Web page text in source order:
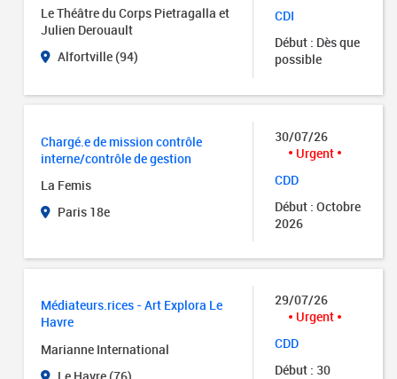
Le Théâtre du Corps Pietragalla et
Julien Derouault
Alfortville (94)
CDI
Début : Dès que
possible
Chargé.e de mission contrôle
interne/contrôle de gestion
La Femis
Paris 18e
30/07/26
Urgent
CDD
Début : Octobre
2026
Médiateurs.rices - Art Explora Le
Havre
Marianne International
29/07/26
Urgent
CDD
Début : 30